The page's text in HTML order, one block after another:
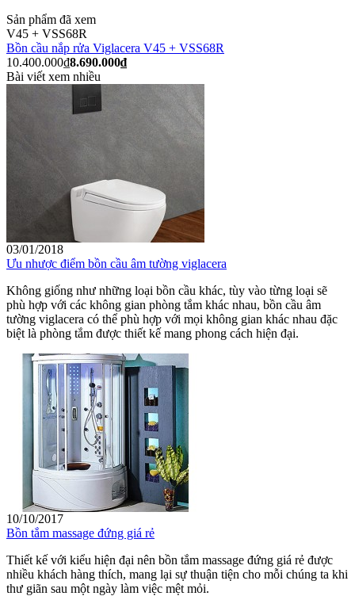
Sản phẩm đã xem
V45 + VSS68R
Bồn cầu nắp rửa Viglacera V45 + VSS68R
10.400.000₫8.690.000₫
Bài viết xem nhiều
03/01/2018
Ưu nhược điểm bồn cầu âm tường viglacera
Không giống như những loại bồn cầu khác, tùy vào từng loại sẽ
phù hợp với các không gian phòng tắm khác nhau, bồn cầu âm
tường viglacera có thể phù hợp với mọi không gian khác nhau đặc
biệt là phòng tắm được thiết kế mang phong cách hiện đại.
10/10/2017
Bồn tắm massage đứng giá rẻ
Thiết kế với kiểu hiện đại nên bồn tắm massage đứng giá rẻ được
nhiều khách hàng thích, mang lại sự thuận tiện cho mỗi chúng ta khi
thư giãn sau một ngày làm việc mệt mỏi.